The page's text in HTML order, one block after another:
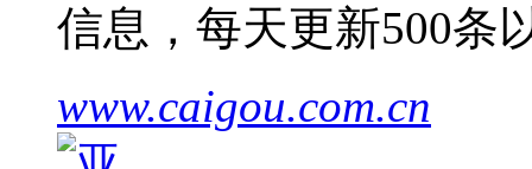
信息，每天更新500条
www.caigou.com.cn